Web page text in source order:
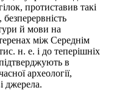
протиставив такі
й мови на
між Середнім
н. е. і до теперішніх
в
археології,
джерела.